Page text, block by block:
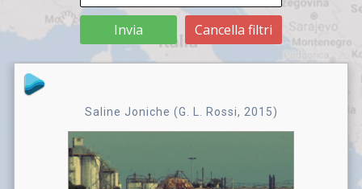
Invia Cancella filtri
Saline Joniche (G. L. Rossi, 2015)